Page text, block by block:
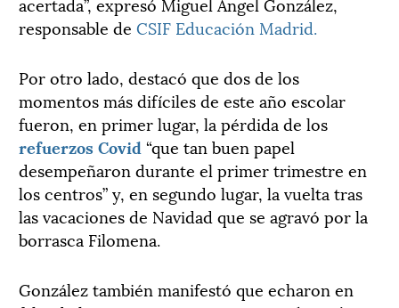
responsable de CSIF Educación Madrid.
Por otro lado, destacó que dos de los
momentos más difíciles de este año escolar
fueron, en primer lugar, la pérdida de los
refuerzos Covid “que tan buen papel
desempeñaron durante el primer trimestre en
los centros” y, en segundo lugar, la vuelta tras
las vacaciones de Navidad que se agravó por la
borrasca Filomena.
González también manifestó que echaron en